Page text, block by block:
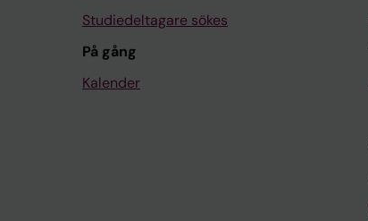
Studiedeltagare sökes
På gång
Kalender